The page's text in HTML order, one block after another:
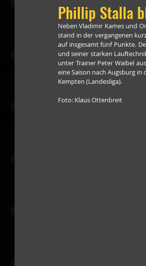
Phillip Stalla
Neben Vladimir Kames und
stand in der vergangenen
auf insgesamt fünf Punkte.
und seiner starken
unter Trainer Peter Waibel
eine Saison nach Augsburg in
Kempten (Landesliga).
Foto: Klaus Ottenbreit